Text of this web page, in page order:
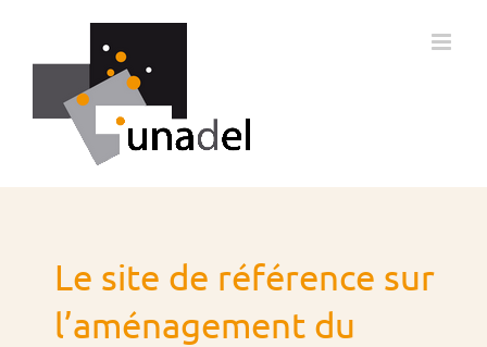
contenu
Le site de référence sur
l’aménagement du